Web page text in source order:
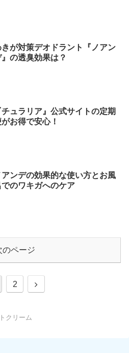
きが対策デオドラント『ノアン
』の透臭効果は？
チュラリア』公式サイトの定期
お得で安心！
アンデの効果的な使い方とお風
でのワキガへのケア
のページ
2
次
クリーム